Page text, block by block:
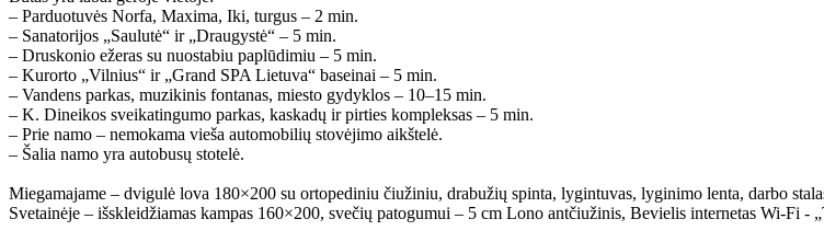
– Parduotuvės Norfa, Maxima, Iki, turgus – 2 min.
– Sanatorijos „Saulutė“ ir „Draugystė“ – 5 min.
– Druskonio ežeras su nuostabiu paplūdimiu – 5 min.
– Kurorto „Vilnius“ ir „Grand SPA Lietuva“ baseinai – 5 min.
– Vandens parkas, muzikinis fontanas, miesto gydyklos – 10–15 min.
– K. Dineikos sveikatingumo parkas, kaskadų ir pirties kompleksas – 5 min.
– Prie namo – nemokama vieša automobilių stovėjimo aikštelė.
– Šalia namo yra autobusų stotelė.
Miegamajame – dvigulė lova 180×200 su ortopediniu čiužiniu, drabužių spinta, lygintuvas, lyginimo lenta, darbo
Svetainėje – išskleidžiamas kampas 160×200, svečių patogumui – 5 cm Lono antčiužinis, Bevielis internetas Wi-Fi -